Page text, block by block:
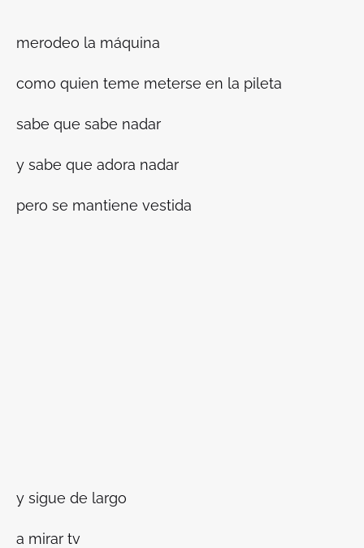
merodeo la máquina
como quien teme meterse en la pileta
sabe que sabe nadar
y sabe que adora nadar
pero se mantiene vestida
y sigue de largo
a mirar tv